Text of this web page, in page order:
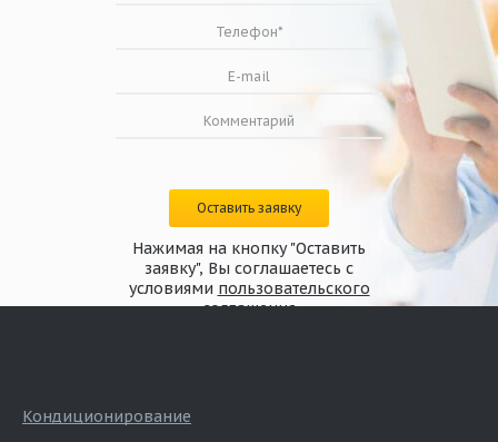
Оставить заявку
Нажимая на кнопку "Оставить
заявку", Вы соглашаетесь с
условиями пользовательского
соглашения
Кондиционирование